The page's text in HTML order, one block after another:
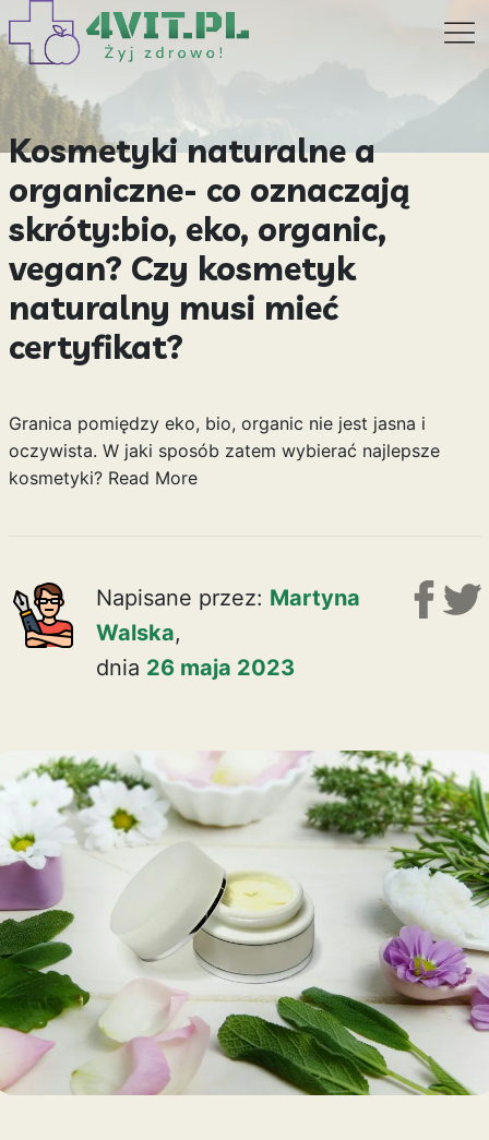
Kosmetyki naturalne a
organiczne- co oznaczają
skróty:bio, eko, organic,
vegan? Czy kosmetyk
naturalny musi mieć
certyfikat?
Granica pomiędzy eko, bio, organic nie jest jasna i
oczywista. W jaki sposób zatem wybierać najlepsze
kosmetyki? Read More
Napisane przez: Martyna
Walska,
dnia 26 maja 2023